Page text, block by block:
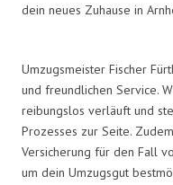
dein neues Zuhause in
Umzugsmeister Fischer
und freundlichen Service.
reibungslos verläuft und
Prozesses zur Seite.
Versicherung für den Fall
um dein Umzugsgut